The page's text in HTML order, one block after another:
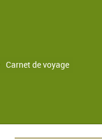
Carnet de voyage